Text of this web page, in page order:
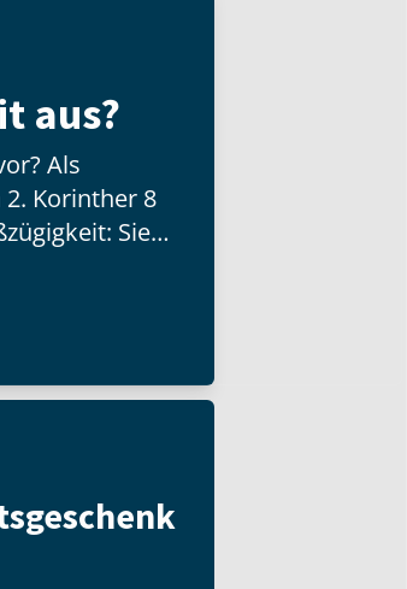
aus?
Als
Korinther 8
Sie
mit der